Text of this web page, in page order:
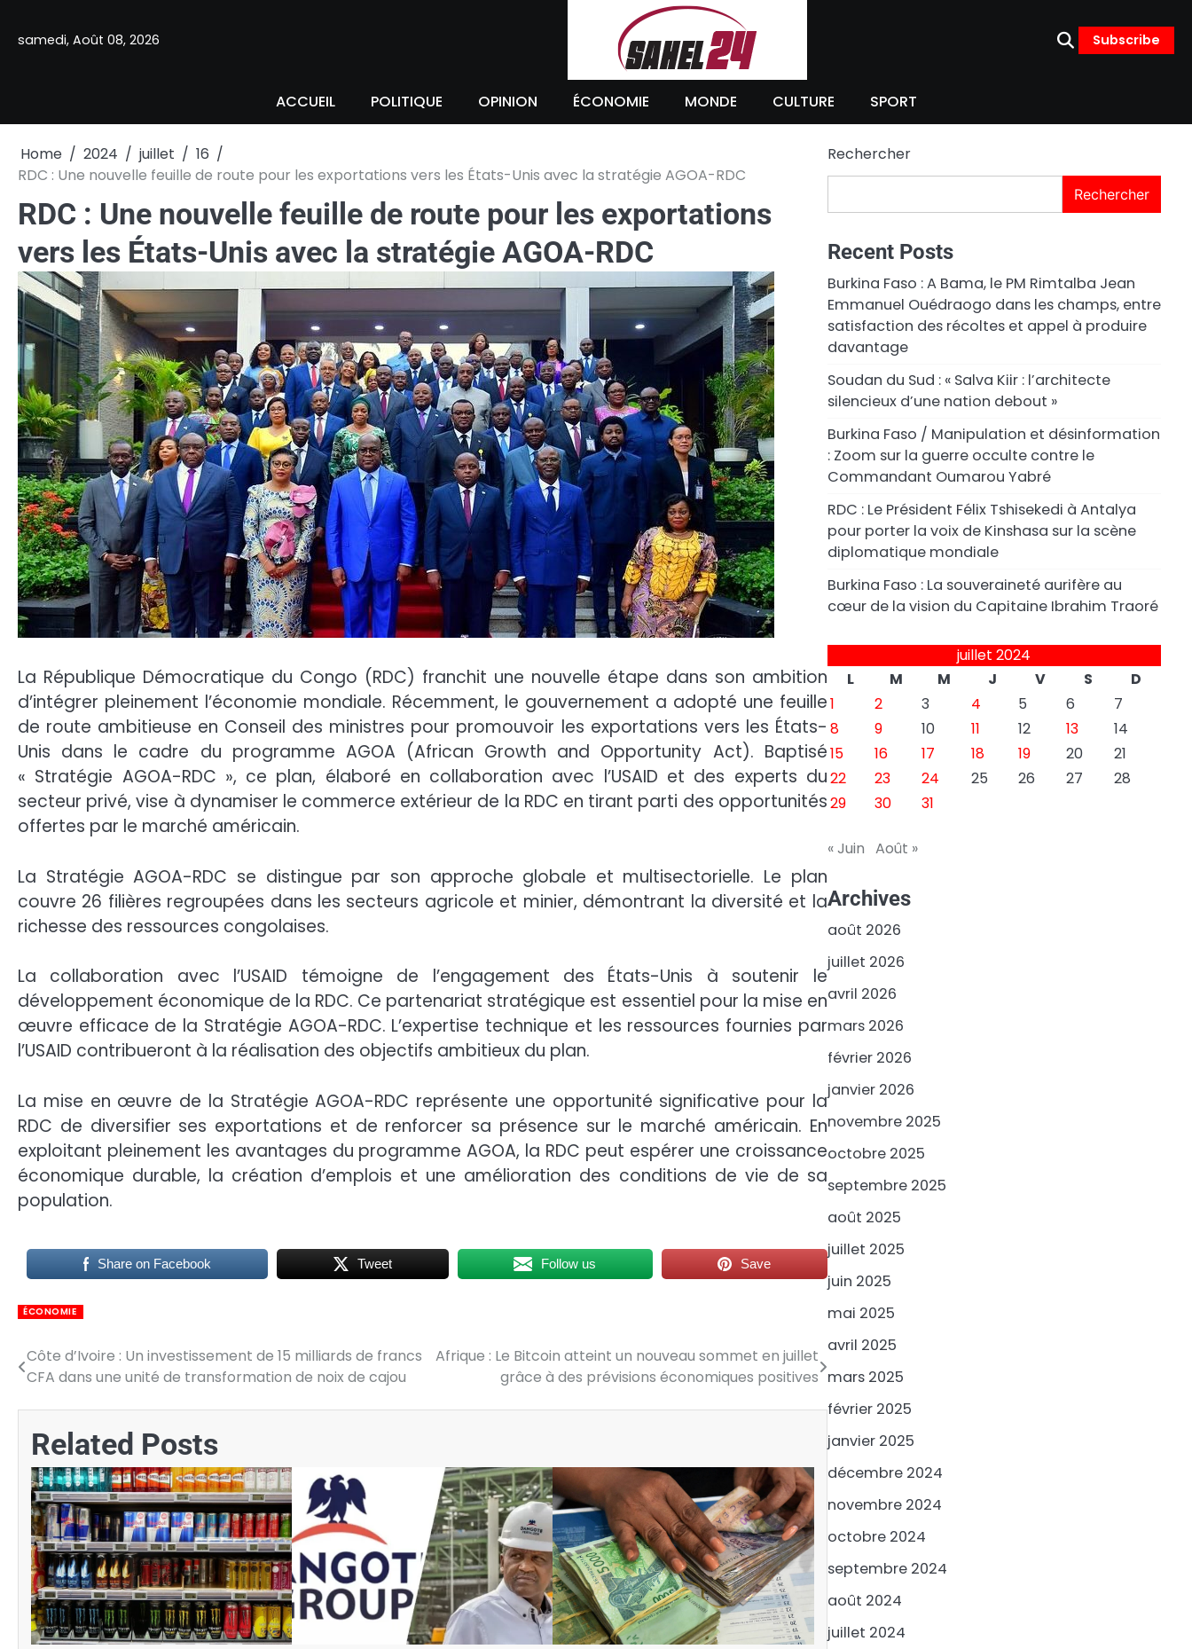
samedi, Août 08, 2026 Subscribe
ACCUEIL POLITIQUE OPINION ÉCONOMIE MONDE CULTURE SPORT
Home 2024 juillet
16
RDC : Une nouvelle feuille de route pour les exportations vers les États-Unis avec la stratégie AGOA-RDC
RDC : Une nouvelle feuille de route pour les exportations
vers les États-Unis avec la stratégie AGOA-RDC
La République Démocratique du Congo (RDC) franchit une nouvelle étape dans son ambition
d’intégrer pleinement l’économie mondiale. Récemment, le gouvernement a adopté une feuille
de route ambitieuse en Conseil des ministres pour promouvoir les exportations vers les États-
Unis dans le cadre du programme AGOA (African Growth and Opportunity Act). Baptisé
« Stratégie AGOA-RDC », ce plan, élaboré en collaboration avec l’USAID et des experts du
secteur privé, vise à dynamiser le commerce extérieur de la RDC en tirant parti des opportunités
offertes par le marché américain.
La Stratégie AGOA-RDC se distingue par son approche globale et multisectorielle. Le plan
couvre 26 filières regroupées dans les secteurs agricole et minier, démontrant la diversité et la
richesse des ressources congolaises.
La collaboration avec l’USAID témoigne de l’engagement des États-Unis à soutenir le
développement économique de la RDC. Ce partenariat stratégique est essentiel pour la mise en
œuvre efficace de la Stratégie AGOA-RDC. L’expertise technique et les ressources fournies par
l’USAID contribueront à la réalisation des objectifs ambitieux du plan.
La mise en œuvre de la Stratégie AGOA-RDC représente une opportunité significative pour la
RDC de diversifier ses exportations et de renforcer sa présence sur le marché américain. En
exploitant pleinement les avantages du programme AGOA, la RDC peut espérer une croissance
économique durable, la création d’emplois et une amélioration des conditions de vie de sa
population.
Share on Facebook Tweet Follow us Save
ÉCONOMIE
Navigation
Côte d’Ivoire : Un investissement de 15 milliards de francs
CFA dans une unité de transformation de noix de cajou
Afrique : Le Bitcoin atteint un nouveau sommet en juillet
grâce à des prévisions économiques positives
Related Posts
Rechercher
Rechercher
Recent Posts
Burkina Faso : A Bama, le PM Rimtalba Jean
Emmanuel Ouédraogo dans les champs, entre
satisfaction des récoltes et appel à produire
davantage
Soudan du Sud : « Salva Kiir : l’architecte
silencieux d’une nation debout »
Burkina Faso / Manipulation et désinformation
: Zoom sur la guerre occulte contre le
Commandant Oumarou Yabré
RDC : Le Président Félix Tshisekedi à Antalya
pour porter la voix de Kinshasa sur la scène
diplomatique mondiale
Burkina Faso : La souveraineté aurifère au
cœur de la vision du Capitaine Ibrahim Traoré
juillet 2024
L
M M J V S
D
1
2 3 4 5 6
7
8
9 10 11 12 13
14
15
16 17 18 19 20
21
22
23 24 25 26 27
28
29
30 31
« Juin Août »
Archives
août 2026
juillet 2026
avril 2026
mars 2026
février 2026
janvier 2026
novembre 2025
octobre 2025
septembre 2025
août 2025
juillet 2025
juin 2025
mai 2025
avril 2025
mars 2025
février 2025
janvier 2025
décembre 2024
novembre 2024
octobre 2024
septembre 2024
août 2024
juillet 2024